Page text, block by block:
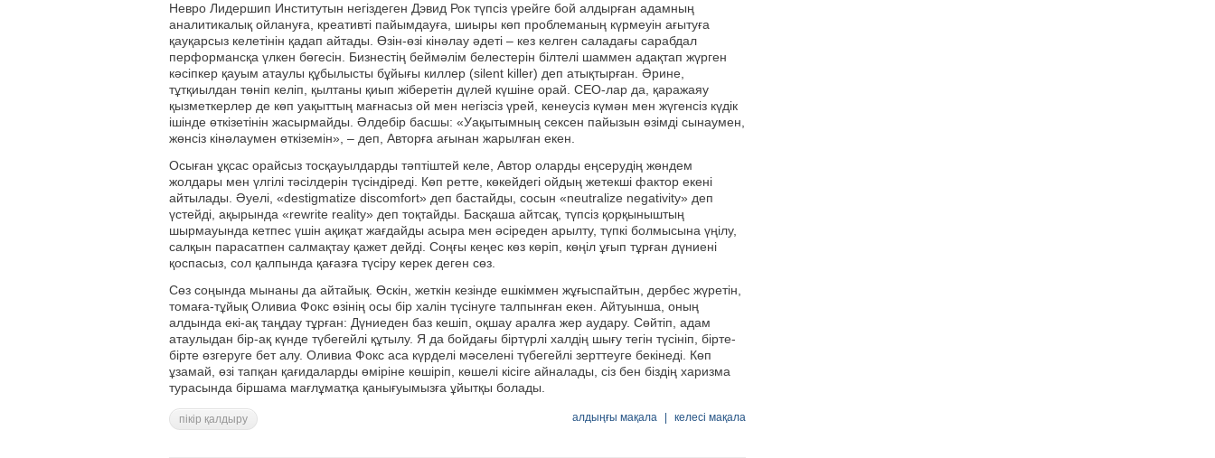
Невро Лидершип Институтын негіздеген Дэвид Рок түпсіз үрейге бой алдырған адамның
аналитикалық ойлануға, креативті пайымдауға, шиыры көп проблеманың күрмеуін ағытуға
қауқарсыз келетінін қадап айтады. Өзін-өзі кінәлау әдеті – кез келген саладағы сарабдал
перформансқа үлкен бөгесін. Бизнестің беймәлім белестерін білтелі шаммен адақтап жүрген
кәсіпкер қауым атаулы құбылысты бұйығы киллер (silent killer) деп атықтырған. Әрине,
тұтқиылдан төніп келіп, қылтаны қиып жіберетін дүлей күшіне орай. CEO-лар да, қаражаяу
қызметкерлер де көп уақыттың мағнасыз ой мен негізсіз үрей, кенеусіз күмән мен жүгенсіз күдік
ішінде өткізетінін жасырмайды. Әлдебір басшы: «Уақытымның сексен пайызын өзімді сынаумен,
жөнсіз кінәлаумен өткіземін», – деп, Авторға ағынан жарылған екен.
Осыған ұқсас орайсыз тосқауылдарды тәптіштей келе, Автор оларды еңсерудің жөндем
жолдары мен үлгілі тәсілдерін түсіндіреді. Көп ретте, көкейдегі ойдың жетекші фактор екені
айтылады. Әуелі, «destigmatize discomfort» деп бастайды, сосын «neutralize negativity» деп
үстейді, ақырында «rewrite reality» деп тоқтайды. Басқаша айтсақ, түпсіз қорқыныштың
шырмауында кетпес үшін ақиқат жағдайды асыра мен әсіреден арылту, түпкі болмысына үңілу,
салқын парасатпен салмақтау қажет дейді. Соңғы кеңес көз көріп, көңіл ұғып тұрған дүниені
қоспасыз, сол қалпында қағазға түсіру керек деген сөз.
Сөз соңында мынаны да айтайық. Өскін, жеткін кезінде ешкіммен жұғыспайтын, дербес жүретін,
томаға-тұйық Оливиа Фокс өзінің осы бір халін түсінуге талпынған екен. Айтуынша, оның
алдында екі-ақ таңдау тұрған: Дүниеден баз кешіп, оқшау аралға жер аудару. Сөйтіп, адам
атаулыдан бір-ақ күнде түбегейлі құтылу. Я да бойдағы біртүрлі халдің шығу тегін түсініп, бірте-
бірте өзгеруге бет алу. Оливиа Фокс аса күрделі мәселені түбегейлі зерттеуге бекінеді. Көп
ұзамай, өзі тапқан қағидаларды өміріне көшіріп, көшелі кісіге айналады, сіз бен біздің харизма
турасында біршама мағлұматқа қанығуымызға ұйытқы болады.
пікір қалдыру алдыңғы мақала келесі мақала